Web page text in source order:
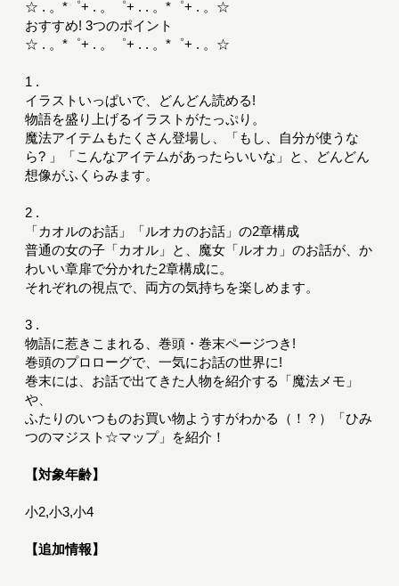
☆ . 。*゜+ . 。゜+ . . 。*゜+ . 。☆
おすすめ! 3つのポイント
☆ . 。*゜+ . 。゜+ . . 。*゜+ . 。☆
1 .
イラストいっぱいで、どんどん読める!
物語を盛り上げるイラストがたっぷり。
魔法アイテムもたくさん登場し、「もし、自分が使うな
ら? 」「こんなアイテムがあったらいいな」と、どんどん
想像がふくらみます。
2 .
「カオルのお話」「ルオカのお話」の2章構成
普通の女の子「カオル」と、魔女「ルオカ」のお話が、か
わいい章扉で分かれた2章構成に。
それぞれの視点で、両方の気持ちを楽しめます。
3 .
物語に惹きこまれる、巻頭・巻末ページつき!
巻頭のプロローグで、一気にお話の世界に!
巻末には、お話で出てきた人物を紹介する「魔法メモ」
や、
ふたりのいつものお買い物ようすがわかる（！？）「ひみ
つのマジスト☆マップ」を紹介！
【対象年齢】
小2,小3,小4
【追加情報】